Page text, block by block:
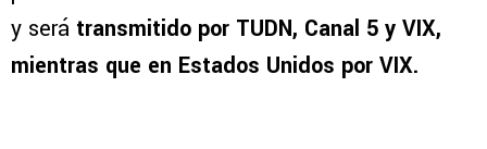
y será transmitido por TUDN, Canal 5 y VIX,
mientras que en Estados Unidos por VIX.